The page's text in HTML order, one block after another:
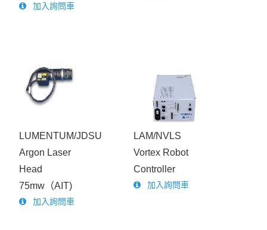
加入詢問車
LUMENTUM/JDSU
Argon Laser
Head
75mw（AIT)
加入詢問車
LAM/NVLS
Vortex Robot
Controller
加入詢問車